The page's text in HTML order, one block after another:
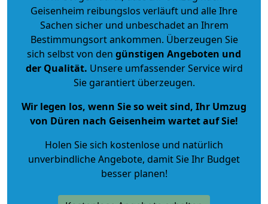
Geisenheim reibungslos verläuft und alle Ihre
Sachen sicher und unbeschadet an Ihrem
Bestimmungsort ankommen. Überzeugen Sie
sich selbst von den günstigen Angeboten und
der Qualität. Unsere umfassender Service wird
Sie garantiert überzeugen.
Wir legen los, wenn Sie so weit sind, Ihr Umzug
von Düren nach Geisenheim wartet auf Sie!
Holen Sie sich kostenlose und natürlich
unverbindliche Angebote, damit Sie Ihr Budget
besser planen!